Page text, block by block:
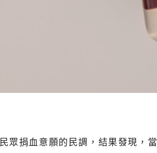
眾捐血意願的民調，結果發現，